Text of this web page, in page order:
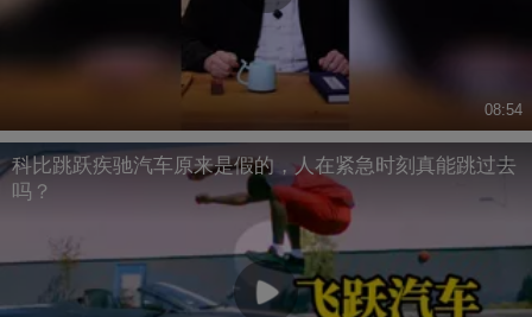
08:54
科比跳跃疾驰汽车原来是假的，人在紧急时刻真能跳过去
吗？